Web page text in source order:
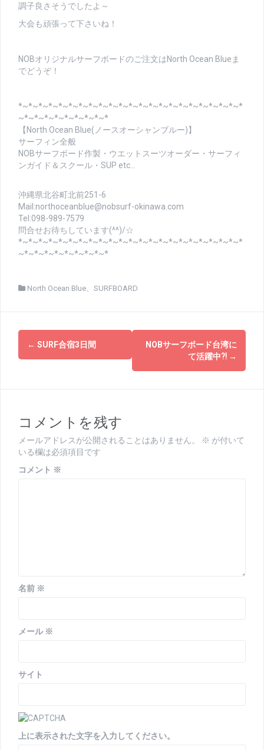
調子良さそうでしたよ～
大会も頑張って下さいね！
NOBオリジナルサーフボードのご注文はNorth Ocean Blueま
でどうぞ！
*~*~*~*~*~*~*~*~*~*~*~*~*~*~*~*~*~*~*~*~*~*~*
~*~*~*~*~*~*~*~*~*
【North Ocean Blue(ノースオーシャンブルー)】
サーフィン全般
NOBサーフボード作製・ウエットスーツオーダー・サーフィ
ンガイド＆スクール・SUP etc…
沖縄県北谷町北前251-6
Mail:northoceanblue@nobsurf-okinawa.com
Tel:098-989-7579
問合せお待ちしています(^^)/☆
*~*~*~*~*~*~*~*~*~*~*~*~*~*~*~*~*~*~*~*~*~*~*
~*~*~*~*~*~*~*~*~*
North Ocean Blue SURFBOARD
投
稿
ゲ
ー
シ
← SURF合宿3日間
NOBサーフボード台湾に
て活躍中⁈ →
コメントを残す
メールアドレスが公開されることはありません。 ※ が付いて
いる欄は必須項目です
コメント ※
名前 ※
メール ※
サイト
上に表示された文字を入力してください。